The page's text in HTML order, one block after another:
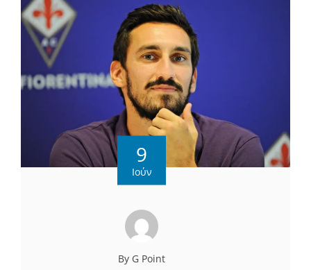
9
Ιούν
By G Point